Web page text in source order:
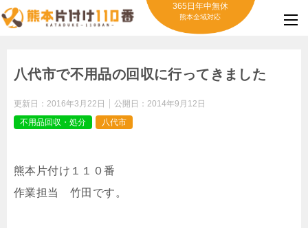
365日年中無休
熊本全域対応
八代市で不用品の回収に行ってきました
更新日： 2016年3月22日 公開日： 2014年9月12日
不用品回収・処分
八代市
熊本片付け１１０番
作業担当 竹田です。